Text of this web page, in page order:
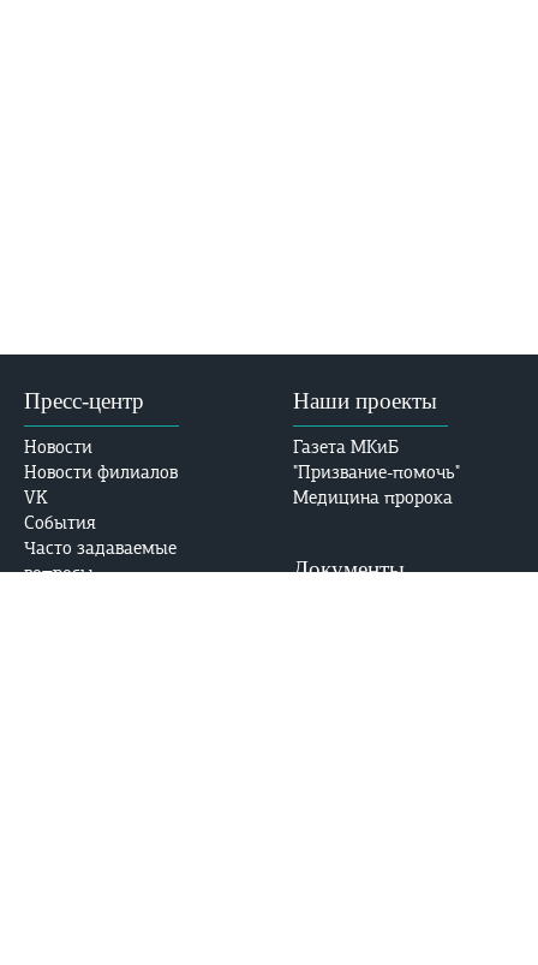
Пресс-центр
Новости
Новости филиалов
VK
События
Часто задаваемые
вопросы
Наши проекты
Газета МКиБ
"Призвание-помочь"
Медицина пророка
Документы